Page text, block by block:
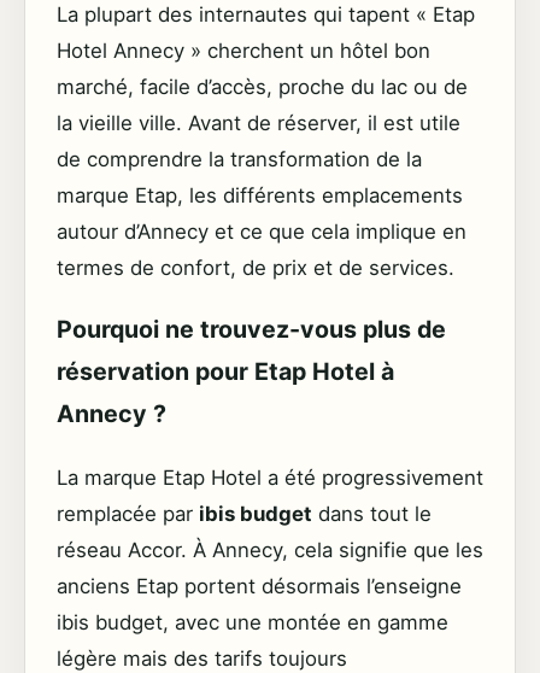
La plupart des internautes qui tapent « Etap
Hotel Annecy » cherchent un hôtel bon
marché, facile d’accès, proche du lac ou de
la vieille ville. Avant de réserver, il est utile
de comprendre la transformation de la
marque Etap, les différents emplacements
autour d’Annecy et ce que cela implique en
termes de confort, de prix et de services.
Pourquoi ne trouvez-vous plus de
réservation pour Etap Hotel à
Annecy ?
La marque Etap Hotel a été progressivement
remplacée par ibis budget dans tout le
réseau Accor. À Annecy, cela signifie que les
anciens Etap portent désormais l’enseigne
ibis budget, avec une montée en gamme
légère mais des tarifs toujours